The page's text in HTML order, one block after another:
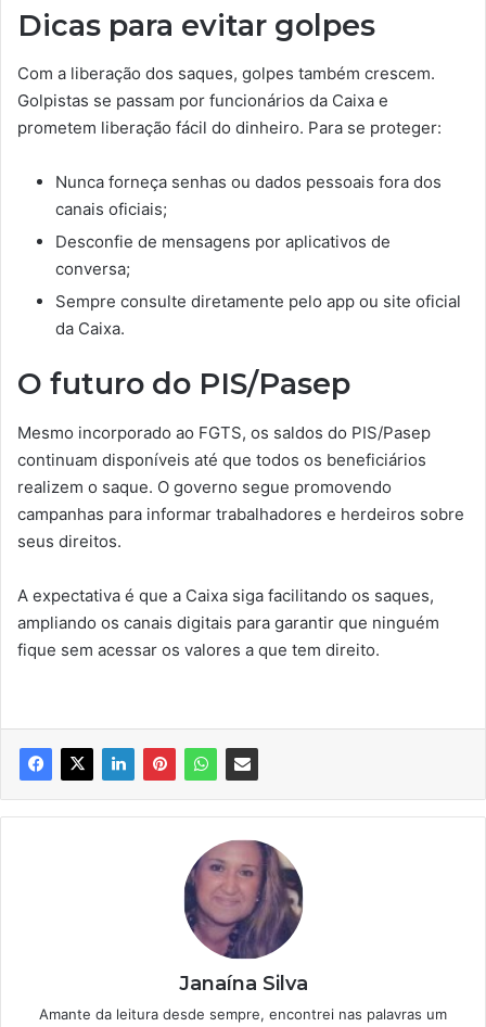
Dicas para evitar golpes
Com a liberação dos saques, golpes também crescem.
Golpistas se passam por funcionários da Caixa e
prometem liberação fácil do dinheiro. Para se proteger:
Nunca forneça senhas ou dados pessoais fora dos
canais oficiais;
Desconfie de mensagens por aplicativos de
conversa;
Sempre consulte diretamente pelo app ou site oficial
da Caixa.
O futuro do PIS/Pasep
Mesmo incorporado ao FGTS, os saldos do PIS/Pasep
continuam disponíveis até que todos os beneficiários
realizem o saque. O governo segue promovendo
campanhas para informar trabalhadores e herdeiros sobre
seus direitos.
A expectativa é que a Caixa siga facilitando os saques,
ampliando os canais digitais para garantir que ninguém
fique sem acessar os valores a que tem direito.
Janaína Silva
Amante da leitura desde sempre, encontrei nas palavras um